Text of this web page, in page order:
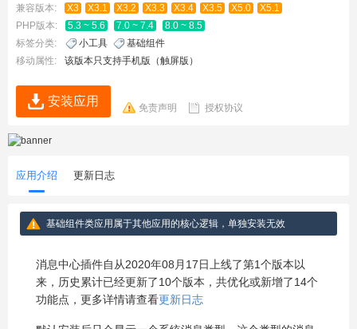
兼容版本:
X3 X3.1 X3.2 X3.3 X3.4 X3.5 X5.0
X5.1
PHP版本:
5.3 ~ 5.6 7.0 ~ 7.4
8.0 ~ 8.5
标签分类:
小工具
基础组件
移动属性:
该版本只支持手机版（触屏版）
安装应用 免责声明 授权协议
应用介绍 更新日志
基础组件类应用属于其他应用的核心逻辑，单独安装无效
消息中心插件自从2020年08月17日上线了第1个版本以
来，历史累计已经更新了10个版本，共优化或新增了14个
功能点，更多详情请查看更新日志